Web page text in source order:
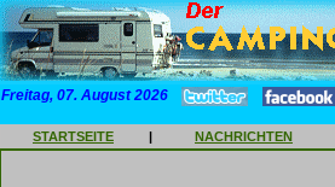
Freitag, 07. August 2026
STARTSEITE | NACHRICHTEN